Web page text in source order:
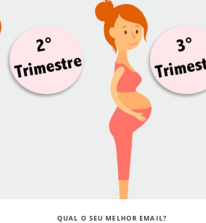
QUAL O SEU MELHOR EMAIL?